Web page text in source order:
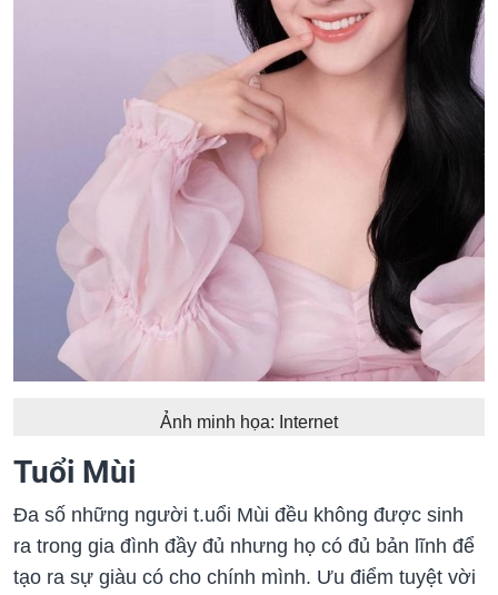
Ảnh minh họa: Internet
Tuổi Mùi
Đa số những người t.uổi Mùi đều không được sinh
ra trong gia đình đầy đủ nhưng họ có đủ bản lĩnh để
tạo ra sự giàu có cho chính mình. Ưu điểm tuyệt vời